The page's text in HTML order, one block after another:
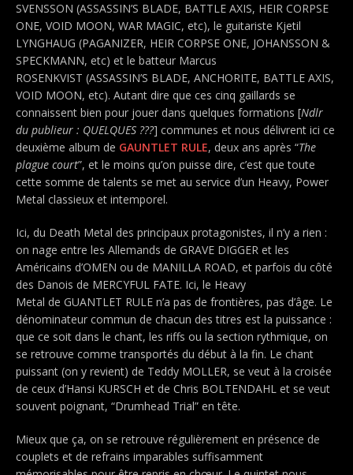
SVENSSON (ASSASSIN’S BLADE, BATTLE AXIS, HEIR CORPSE
ONE, VOID MOON, WAR MAGIC, etc), le guitariste Kjetil
LYNGHAUG (PAGANIZER, HEIR CORPSE ONE, JOHANSSON &
SPECKMANN, etc) et le batteur Marcus
ROSENKVIST (ASSASSIN’S BLADE, ANCHORITE, BATTLE AXIS,
VOID MOON, etc). Autant dire que ces cinq gaillards se
connaissent bien pour jouer dans quelques formations [Ndlr
du publieur : QUELQUES ???] communes et nous délivrent ici ce
deuxième album de GAUNTLET RULE, deux ans après “The
plague court”, et le moins qu’on puisse dire, c’est que toute
cette somme de talents se met au service d’un Heavy, Power
Metal classieux et intemporel.
Ici, du Death Metal des principaux protagonistes, il n’y a rien :
on nage entre les Allemands de GRAVE DIGGER et les
Américains d’OMEN ou de MANILLA ROAD, et parfois du côté
des Danois de MERCYFUL FATE. Ici, le Heavy
Metal de GUANTLET RULE n’a pas de frontières, pas d’âge. Le
dénominateur commun de chacun des titres est la puissance :
que ce soit dans le chant, les riffs ou la section rythmique, on
se retrouve comme transportés du début à la fin. Le chant
puissant (on y revient) de Teddy MOLLER, se veut à la croisée
de ceux d’Hansi KURSCH et de Chris BOLTENDAHL et se veut
souvent poignant, “Drumhead Trial” en tête.
Mieux que ça, on se retrouve régulièrement en présence de
couplets et de refrains imparables suffisamment